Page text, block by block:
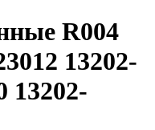
R004
13202-
13202-